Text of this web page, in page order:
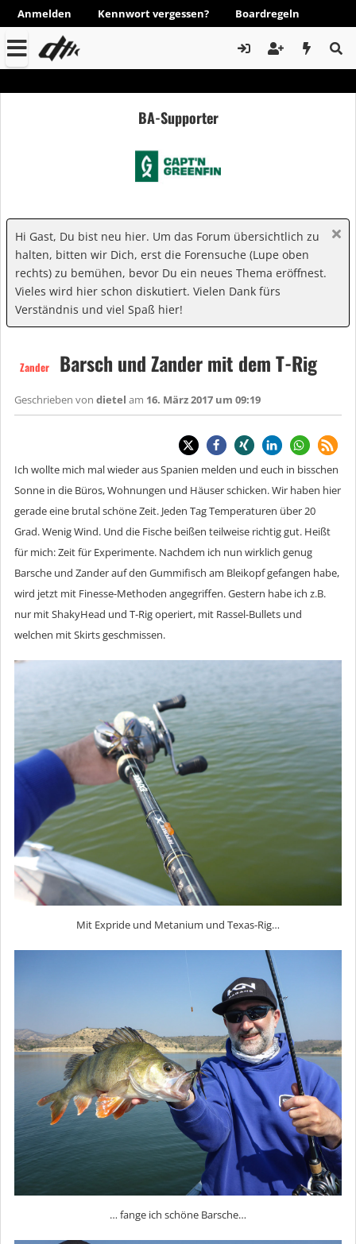
Anmelden Kennwort vergessen? Boardregeln
BA-Supporter
Hi Gast, Du bist neu hier. Um das Forum übersichtlich zu
halten, bitten wir Dich, erst die Forensuche (Lupe oben
rechts) zu bemühen, bevor Du ein neues Thema eröffnest.
Vieles wird hier schon diskutiert. Vielen Dank fürs
Verständnis und viel Spaß hier!
Zander Barsch und Zander mit dem T-Rig
Geschrieben von dietel am 16. März 2017 um 09:19
Ich wollte mich mal wieder aus Spanien melden und euch in bisschen
Sonne in die Büros, Wohnungen und Häuser schicken. Wir haben hier
gerade eine brutal schöne Zeit. Jeden Tag Temperaturen über 20
Grad. Wenig Wind. Und die Fische beißen teilweise richtig gut. Heißt
für mich: Zeit für Experimente. Nachdem ich nun wirklich genug
Barsche und Zander auf den Gummifisch am Bleikopf gefangen habe,
wird jetzt mit Finesse-Methoden angegriffen. Gestern habe ich z.B.
nur mit ShakyHead und T-Rig operiert, mit Rassel-Bullets und
welchen mit Skirts geschmissen.
Mit Expride und Metanium und Texas-Rig…
… fange ich schöne Barsche…